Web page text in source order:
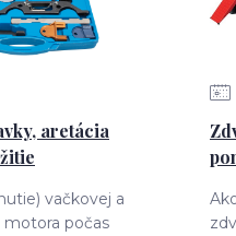
aretácia
vačkovej a
motora počas